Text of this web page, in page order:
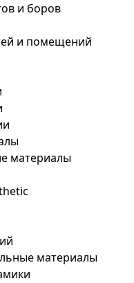
и боров
и помещений
материалы
материалы